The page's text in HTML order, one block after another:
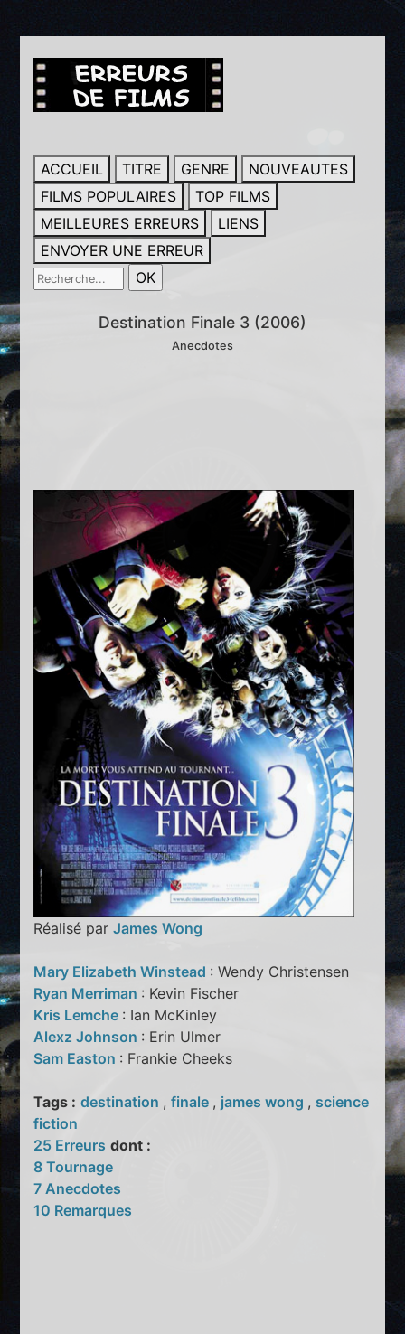
ACCUEIL TITRE GENRE
NOUVEAUTES
FILMS POPULAIRES
TOP FILMS
MEILLEURES ERREURS
LIENS
ENVOYER UNE ERREUR
Destination Finale 3 (2006)
Anecdotes
Réalisé parJames Wong
Mary Elizabeth Winstead : Wendy Christensen
Ryan Merriman : Kevin Fischer
Kris Lemche : Ian McKinley
Alexz Johnson : Erin Ulmer
Sam Easton : Frankie Cheeks
Tags : destination ,finale , james wong , science
fiction
25 Erreurs dont :
8 Tournage
7 Anecdotes
10 Remarques